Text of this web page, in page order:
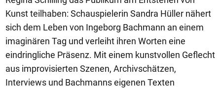
Kunst teilhaben: Schauspielerin Sandra Hüller nähert
sich dem Leben von Ingeborg Bachmann an einem
imaginären Tag und verleiht ihren Worten eine
eindringliche Präsenz. Mit einem kunstvollen Geflecht
aus improvisierten Szenen, Archivschätzen,
Interviews und Bachmanns eigenen Texten